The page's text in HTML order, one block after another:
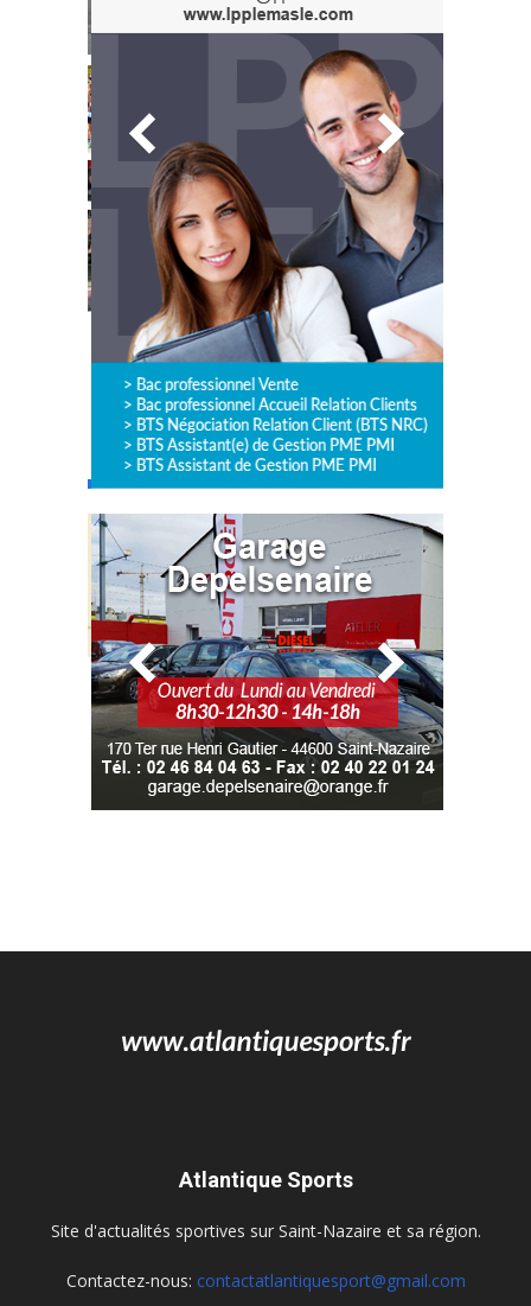
Atlantique Sports
Site d'actualités sportives sur Saint-Nazaire et sa région.
Contactez-nous: contactatlantiquesport@gmail.com